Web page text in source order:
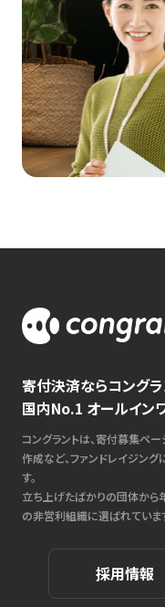
寄付決済ならコングラ
国内No.1 オールイン
コングラントは、寄付募集ペ
作成など、ファンドレイジン
す。
立ち上げたばかりの団体か
の非営利組織に選ばれていま
採用情報